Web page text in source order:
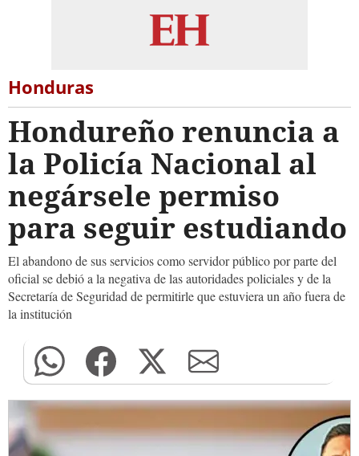
Honduras
Hondureño renuncia a
la Policía Nacional al
negársele permiso
para seguir estudiando
El abandono de sus servicios como servidor público por parte del
oficial se debió a la negativa de las autoridades policiales y de la
Secretaría de Seguridad de permitirle que estuviera un año fuera de
la institución